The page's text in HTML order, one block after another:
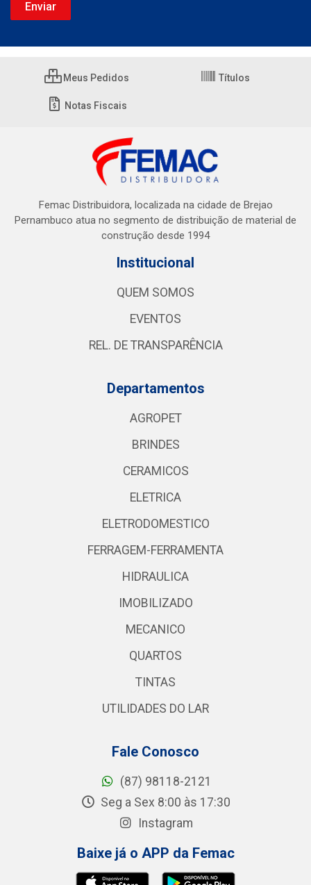
Meus Pedidos Títulos
Notas Fiscais
Femac Distribuidora, localizada na cidade de Brejao
Pernambuco atua no segmento de distribuição de material de
construção desde 1994
Institucional
QUEM SOMOS
EVENTOS
REL. DE TRANSPARÊNCIA
Departamentos
AGROPET
BRINDES
CERAMICOS
ELETRICA
ELETRODOMESTICO
FERRAGEM-FERRAMENTA
HIDRAULICA
IMOBILIZADO
MECANICO
QUARTOS
TINTAS
UTILIDADES DO LAR
Fale Conosco
(87) 98118-2121
Seg a Sex 8:00 às 17:30
Instagram
Baixe já o APP da Femac